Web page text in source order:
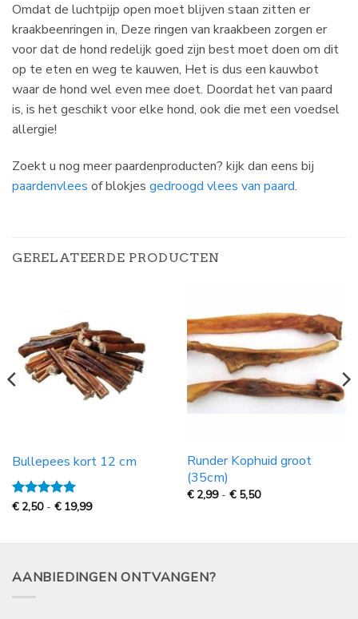
Omdat de luchtpijp open moet blijven staan zitten er
kraakbeenringen in, Deze ringen van kraakbeen zorgen er
voor dat de hond redelijk goed zijn best moet doen om dit
op te eten en weg te kauwen, Het is dus een kauwbot
waar de hond wel even mee doet. Doordat het van paard
is, is het geschikt voor elke hond, ook die met een voedsel
allergie!
Zoekt u nog meer paardenproducten? kijk dan eens bij
paardenvlees of blokjes gedroogd vlees van paard.
GERELATEERDE PRODUCTEN
Bullepees kort 12 cm
Gewaardeerd
€ 2,50 - € 19,99Prijsklasse:
€
Runder Kophuid groot
(35cm)
€ 2,99 - € 5,50Prijsklasse:
5,50
AANBIEDINGEN ONTVANGEN?